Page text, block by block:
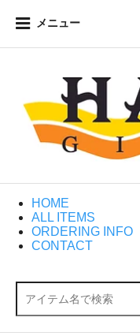
メニュー
HOME
ALL ITEMS
ORDERING INFO
CONTACT